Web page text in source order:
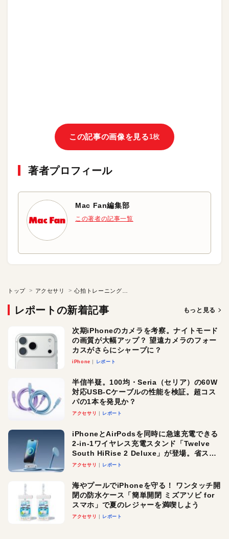
この記事の画像を見る 1枚
著者プロフィール
Mac Fan編集部
この著者の記事一覧
トップ アクセサリ
レポートの新着記事 もっと見る
次期iPhoneのカメラを考察。ナイトモード
の画質が大幅アップ？ 望遠カメラのフォー
カスがさらにシャープに？
iPhone レポート
半信半疑。100均・Seria（セリア）の60W
対応USB-Cケーブルの性能を検証。超コス
パの1本を発見か？
アクセサリ レポート
iPhoneとAirPodsを同時に急速充電できる
2-in-1ワイヤレス充電スタンド「Twelve
South HiRise 2 Deluxe」が登場。省スペ
ースでおしゃれに充電したい人にオスス
アクセサリ レポート
海やプールでiPhoneを守る！ ワンタッチ開
閉の防水ケース「簡単開閉 ミズアソビ for
スマホ」で夏のレジャーを満喫しよう
アクセサリ レポート